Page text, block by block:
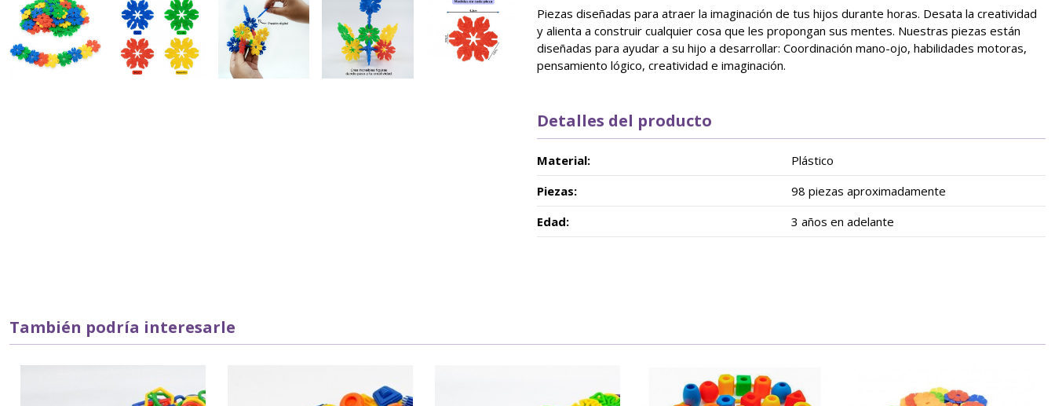
Piezas diseñadas para atraer la imaginación de tus hijos durante horas. Desata la creatividad
y alienta a construir cualquier cosa que les propongan sus mentes. Nuestras piezas están
diseñadas para ayudar a su hijo a desarrollar: Coordinación mano-ojo, habilidades motoras,
pensamiento lógico, creatividad e imaginación.
Detalles del producto
Material:
Plástico
Piezas:
98 piezas aproximadamente
Edad:
3 años en adelante
También podría interesarle